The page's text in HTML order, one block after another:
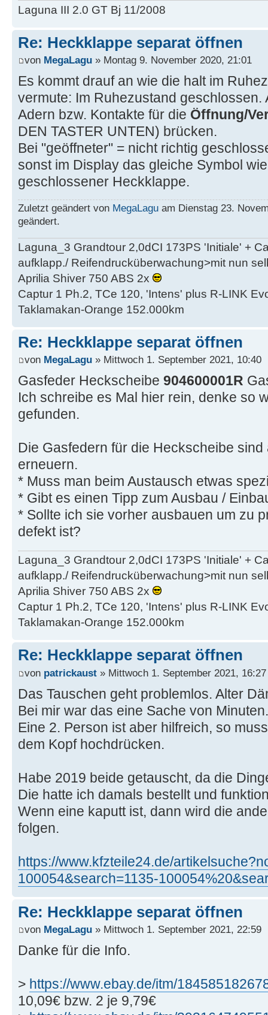
Laguna III 2.0 GT Bj 11/2008
Re: Heckklappe separat öffnen
von MegaLagu » Montag 9. November 2020, 21:01
Es kommt drauf an wie die halt im
vermute: Im Ruhezustand geschlossen.
Adern bzw. Kontakte für die Öffnung/
DEN TASTER UNTEN) brücken.
Bei "geöffneter" = nicht richtig
sonst im Display das gleiche Symbol
geschlossener Heckklappe.
Zuletzt geändert von MegaLagu am Dienstag 23.
geändert.
Laguna_3 Grandtour 2,0dCI 173PS 'Initiale' +
aufklapp./ Reifendrucküberwachung>mit nun
Aprilia Shiver 750 ABS 2x
Captur 1 Ph.2, TCe 120, 'Intens' plus R-LINK
Taklamakan-Orange 152.000km
Re: Heckklappe separat öffnen
von MegaLagu » Mittwoch 1. September 2021, 10:40
Gasfeder Heckscheibe 904600001R
Ich schreibe es Mal hier rein, denke so
gefunden.
Die Gasfedern für die Heckscheibe
erneuern.
* Muss man beim Austausch etwas
* Gibt es einen Tipp zum Ausbau /
* Sollte ich sie vorher ausbauen um zu
defekt ist?
Laguna_3 Grandtour 2,0dCI 173PS 'Initiale' +
aufklapp./ Reifendrucküberwachung>mit nun
Aprilia Shiver 750 ABS 2x
Captur 1 Ph.2, TCe 120, 'Intens' plus R-LINK
Taklamakan-Orange 152.000km
Re: Heckklappe separat öffnen
von patrickaust » Mittwoch 1. September 2021, 16:27
Das Tauschen geht problemlos. Alter
Bei mir war das eine Sache von Minuten.
Eine 2. Person ist aber hilfreich, so
dem Kopf hochdrücken.
Habe 2019 beide getauscht, da die
Die hatte ich damals bestellt und
Wenn eine kaputt ist, dann wird die
folgen.
https://www.kfzteile24.de/
100054&search=1135-
Re: Heckklappe separat öffnen
von MegaLagu » Mittwoch 1. September 2021, 22:59
Danke für die Info.
> https://www.ebay.de/itm/
10,09€ bzw. 2 je 9,79€